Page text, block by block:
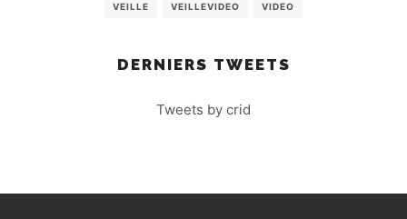
VEILLE VEILLEVIDEO VIDEO
DERNIERS TWEETS
Tweets by crid